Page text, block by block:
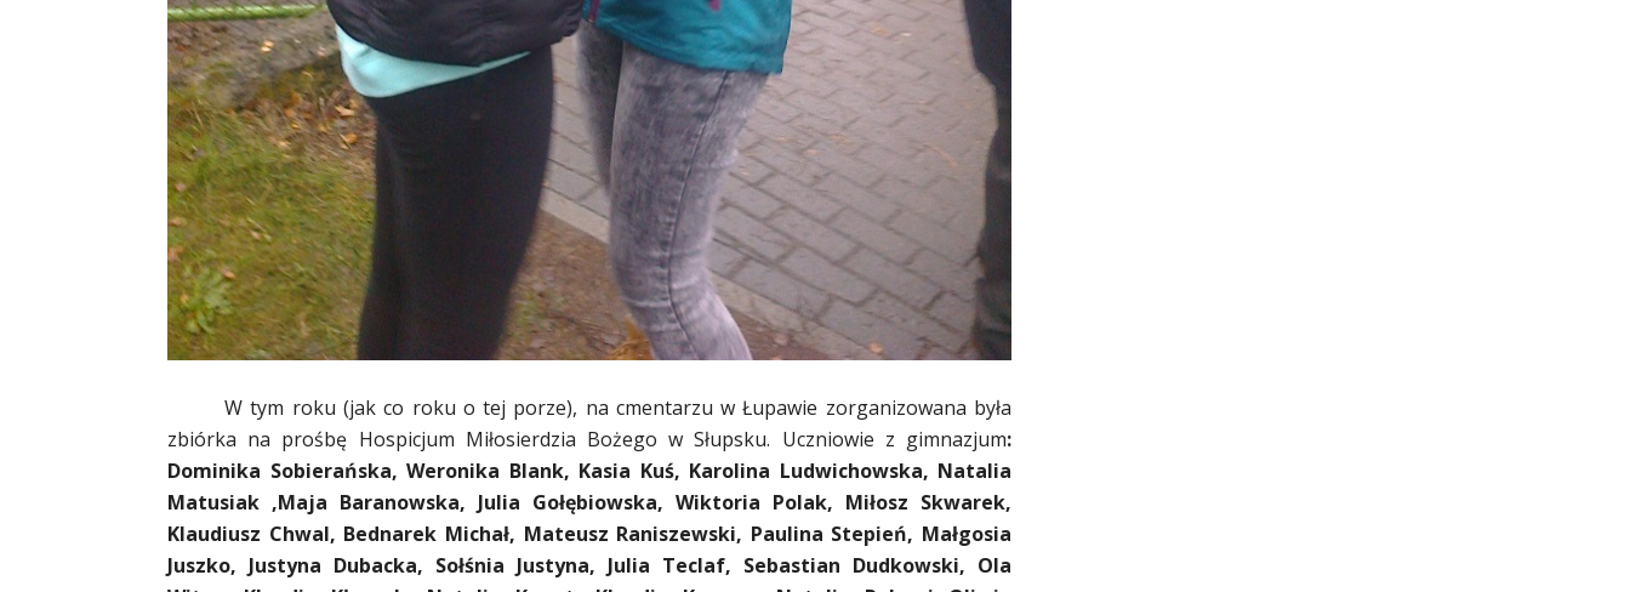
W tym roku (jak co roku o tej porze), na cmentarzu w Łupawie zorganizowana była
zbiórka na prośbę Hospicjum Miłosierdzia Bożego w Słupsku. Uczniowie z gimnazjum:
Dominika Sobierańska, Weronika Blank, Kasia Kuś, Karolina Ludwichowska, Natalia
Matusiak ,Maja Baranowska, Julia Gołębiowska, Wiktoria Polak, Miłosz Skwarek,
Klaudiusz Chwal, Bednarek Michał, Mateusz Raniszewski, Paulina Stepień, Małgosia
Juszko, Justyna Dubacka, Sołśnia Justyna, Julia Teclaf, Sebastian Dudkowski, Ola